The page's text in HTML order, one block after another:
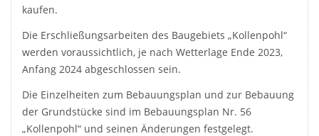
kaufen.
Die Erschließungsarbeiten des Baugebiets „Kollenpohl“
werden voraussichtlich, je nach Wetterlage Ende 2023,
Anfang 2024 abgeschlossen sein.
Die Einzelheiten zum Bebauungsplan und zur Bebauung
der Grundstücke sind im Bebauungsplan Nr. 56
„Kollenpohl“ und seinen Änderungen festgelegt.